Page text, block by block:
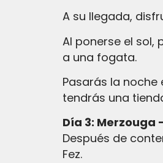
A su llegada,
Al ponerse el sol,
a una fogata.
Pasarás la
tendrás una
Día 3: Merzouga
Después de
Fez.